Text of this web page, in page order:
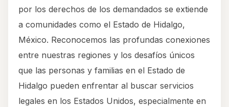
por los derechos de los demandados se extiende
a comunidades como el Estado de Hidalgo,
México. Reconocemos las profundas conexiones
entre nuestras regiones y los desafíos únicos
que las personas y familias en el Estado de
Hidalgo pueden enfrentar al buscar servicios
legales en los Estados Unidos, especialmente en